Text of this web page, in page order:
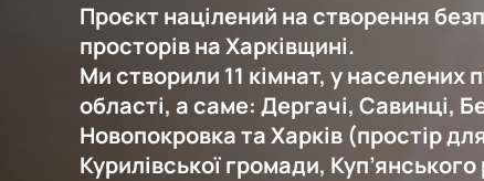
Проєкт націлений на створення
просторів на Харківщині.
Ми створили 11 кімнат, у населених
області, а саме: Дергачі, Савинці,
Новопокровка та Харків (простір
Курилівської громади,